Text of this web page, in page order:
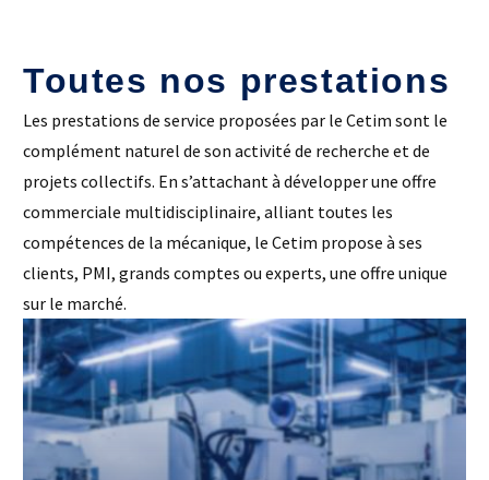
Toutes nos prestations
Les prestations de service proposées par le Cetim sont le
complément naturel de son activité de recherche et de
projets collectifs. En s’attachant à développer une offre
commerciale multidisciplinaire, alliant toutes les
compétences de la mécanique, le Cetim propose à ses
clients, PMI, grands comptes ou experts, une offre unique
sur le marché.